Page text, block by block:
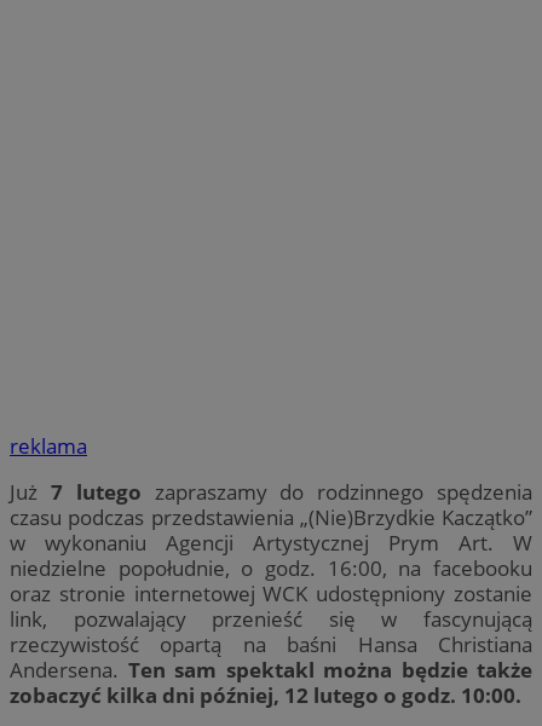
reklama
Już 7 lutego zapraszamy do rodzinnego spędzenia
czasu podczas przedstawienia „(Nie)Brzydkie Kaczątko”
w wykonaniu Agencji Artystycznej Prym Art. W
niedzielne popołudnie, o godz. 16:00, na facebooku
oraz stronie internetowej WCK udostępniony zostanie
link, pozwalający przenieść się w fascynującą
rzeczywistość opartą na baśni Hansa Christiana
Andersena. Ten sam spektakl można będzie także
zobaczyć kilka dni później, 12 lutego o godz. 10:00.